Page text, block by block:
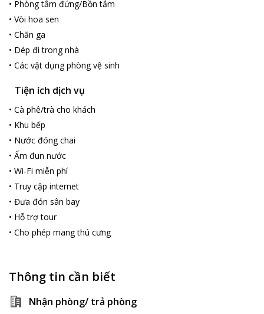
• Phòng tắm đứng/Bồn tắm
• Vòi hoa sen
• Chăn ga
• Dép đi trong nhà
• Các vật dụng phòng vệ sinh
Tiện ích dịch vụ
• Cà phê/trà cho khách
• Khu bếp
• Nước đóng chai
• Ấm đun nước
• Wi-Fi miễn phí
• Truy cập internet
• Đưa đón sân bay
• Hỗ trợ tour
• Cho phép mang thú cưng
Thông tin cần biết
Nhận phòng/ trả phòng